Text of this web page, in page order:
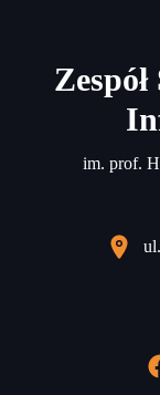
im. prof.